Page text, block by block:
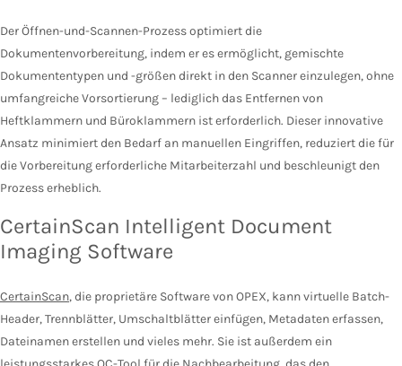
Der Öffnen-und-Scannen-Prozess optimiert die
Dokumentenvorbereitung, indem er es ermöglicht, gemischte
Dokumententypen und -größen direkt in den Scanner einzulegen, ohne
umfangreiche Vorsortierung – lediglich das Entfernen von
Heftklammern und Büroklammern ist erforderlich. Dieser innovative
Ansatz minimiert den Bedarf an manuellen Eingriffen, reduziert die für
die Vorbereitung erforderliche Mitarbeiterzahl und beschleunigt den
Prozess erheblich.
CertainScan Intelligent Document
Imaging Software
CertainScan, die proprietäre Software von OPEX, kann virtuelle Batch-
Header, Trennblätter, Umschaltblätter einfügen, Metadaten erfassen,
Dateinamen erstellen und vieles mehr. Sie ist außerdem ein